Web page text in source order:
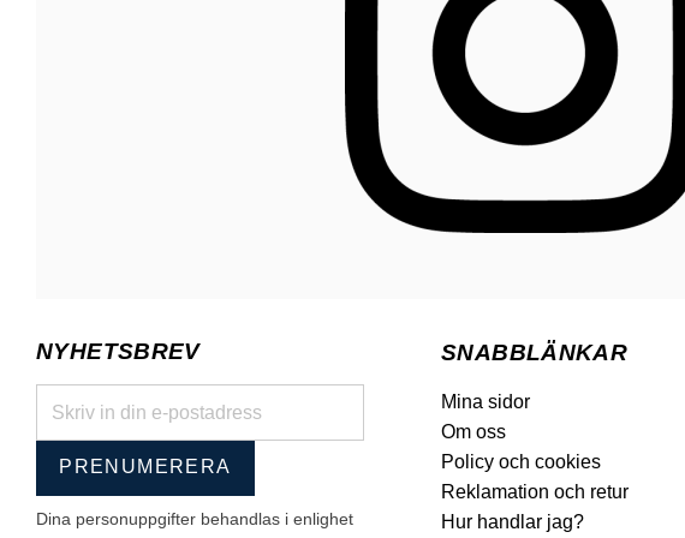
NYHETSBREV
PRENUMERERA
Dina personuppgifter behandlas i enlighet
SNABBLÄNKAR
Mina sidor
Om oss
Policy och cookies
Reklamation och retur
Hur handlar jag?